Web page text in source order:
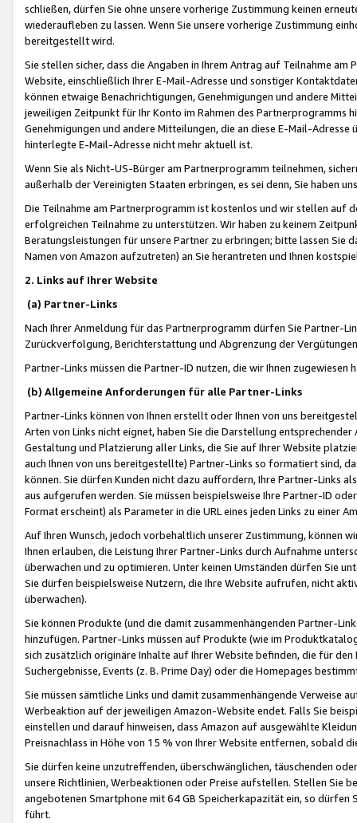
schließen, dürfen Sie ohne unsere vorherige Zustimmung keinen
wiederaufleben zu lassen. Wenn Sie unsere vorherige Zustimmung
bereitgestellt wird.
Sie stellen sicher, dass die Angaben in Ihrem Antrag auf Teilnahme
Website, einschließlich Ihrer E-Mail-Adresse und sonstiger
können etwaige Benachrichtigungen, Genehmigungen und andere
jeweiligen Zeitpunkt für Ihr Konto im Rahmen des Partnerprogramms
Genehmigungen und andere Mitteilungen, die an diese E-Mail-
hinterlegte E-Mail-Adresse nicht mehr aktuell ist.
Wenn Sie als Nicht-US-Bürger am Partnerprogramm teilnehmen,
außerhalb der Vereinigten Staaten erbringen, es sei denn, Sie haben
Die Teilnahme am Partnerprogramm ist kostenlos und wir stellen auf
erfolgreichen Teilnahme zu unterstützen. Wir haben zu keinem
Beratungsleistungen für unsere Partner zu erbringen; bitte lassen Sie
Namen von Amazon aufzutreten) an Sie herantreten und Ihnen
2. Links auf Ihrer Website
(a) Partner-Links
Nach Ihrer Anmeldung für das Partnerprogramm dürfen Sie Partner-
Zurückverfolgung, Berichterstattung und Abgrenzung der
Partner-Links müssen die Partner-ID nutzen, die wir Ihnen zugewiesen
(b) Allgemeine Anforderungen für alle Partner-Links
Partner-Links können von Ihnen erstellt oder Ihnen von uns
Arten von Links nicht eignet, haben Sie die Darstellung
Gestaltung und Platzierung aller Links, die Sie auf Ihrer Website
auch Ihnen von uns bereitgestellte) Partner-Links so formatiert sind,
können. Sie dürfen Kunden nicht dazu auffordern, Ihre Partner-Links
aus aufgerufen werden. Sie müssen beispielsweise Ihre Partner-ID
Format erscheint) als Parameter in die URL eines jeden Links zu einer
Auf Ihren Wunsch, jedoch vorbehaltlich unserer Zustimmung, können
Ihnen erlauben, die Leistung Ihrer Partner-Links durch Aufnahme
überwachen und zu optimieren. Unter keinen Umständen dürfen Sie
Sie dürfen beispielsweise Nutzern, die Ihre Website aufrufen, nicht
überwachen).
Sie können Produkte (und die damit zusammenhängenden Partner-
hinzufügen. Partner-Links müssen auf Produkte (wie im
sich zusätzlich originäre Inhalte auf Ihrer Website befinden, die für
Suchergebnisse, Events (z. B. Prime Day) oder die Homepages
Sie müssen sämtliche Links und damit zusammenhängende
Werbeaktion auf der jeweiligen Amazon-Website endet. Falls Sie
einstellen und darauf hinweisen, dass Amazon auf ausgewählte
Preisnachlass in Höhe von 15 % von Ihrer Website entfernen, sobald
Sie dürfen keine unzutreffenden, überschwänglichen, täuschenden
unsere Richtlinien, Werbeaktionen oder Preise aufstellen. Stellen Sie
angebotenen Smartphone mit 64 GB Speicherkapazität ein, so dürfen
führt.